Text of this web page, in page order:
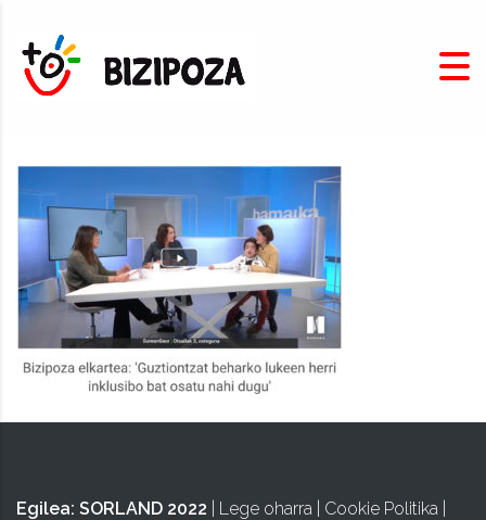
Egilea: SORLAND 2022 Lege oharra Cookie Politika